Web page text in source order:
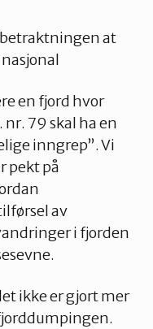
at
en fjord hvor
79 skal ha en
inngrep”. Vi
pekt på
av
i fjorden
ikke er gjort mer